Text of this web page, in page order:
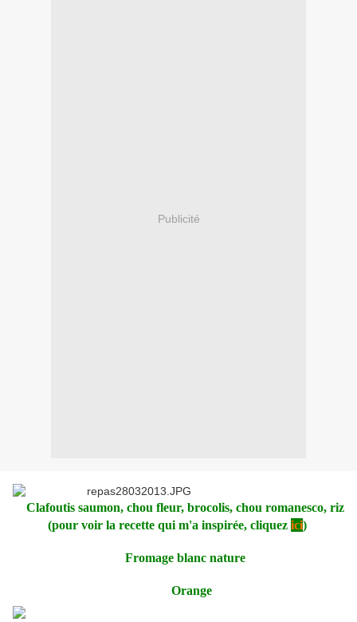
Publicité
Clafoutis saumon, chou fleur, brocolis, chou romanesco, riz
(pour voir la recette qui m'a inspirée, cliquez ici)
Fromage blanc nature
Orange